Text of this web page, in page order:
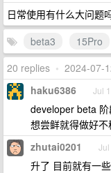
日常使用有什么大问题
beta3
15Pro
20 replies • 2024-07-
haku6386 Jul
developer beta
想尝鲜就得做好
zhutai0201
升了 目前就有一